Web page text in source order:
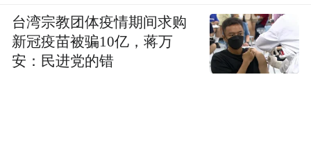
台湾宗教团体疫情期间求购
新冠疫苗被骗10亿，蒋万
安：民进党的错